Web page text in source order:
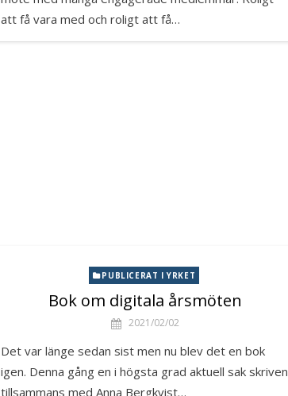
att få vara med och roligt att få…
PUBLICERAT I YRKET
Bok om digitala årsmöten
2021/02/02
Det var länge sedan sist men nu blev det en bok
igen. Denna gång en i högsta grad aktuell sak skriven
tillsammans med Anna Bergkvist…